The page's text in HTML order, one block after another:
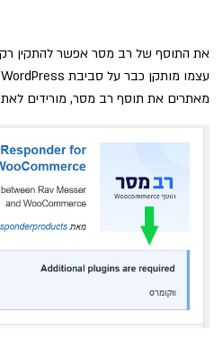
מאתרים את תוסף רב מסר, מורידים